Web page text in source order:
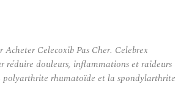
Celecoxib Pas Cher. Celebrex
réduire douleurs, inflammations et raideurs
polyarthrite rhumatoïde et la spondylarthrite